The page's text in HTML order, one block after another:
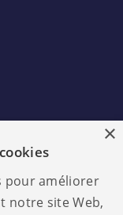
×
pour améliorer
notre site Web,